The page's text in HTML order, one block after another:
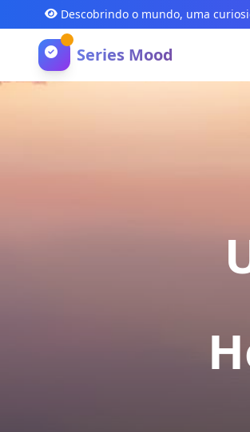
Descobrindo o mundo, uma
Series Mood